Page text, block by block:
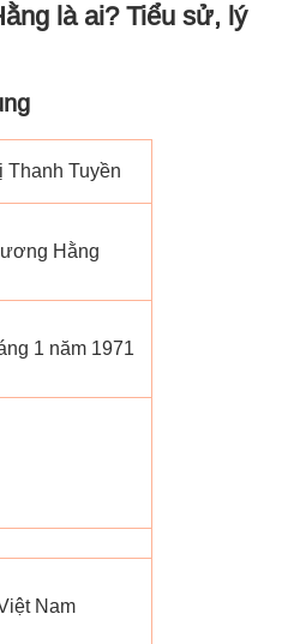
là ai? Tiểu sử, lý
Thanh Tuyền
Hằng
1 năm 1971
Nam